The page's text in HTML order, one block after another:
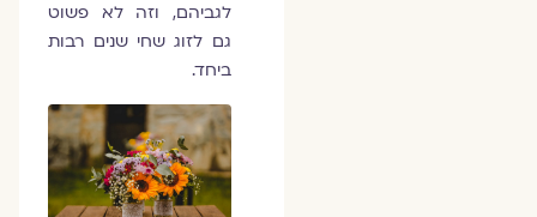
לגביהם, וזה לא פשוט
גם לזוג שחי שנים רבות
ביחד.